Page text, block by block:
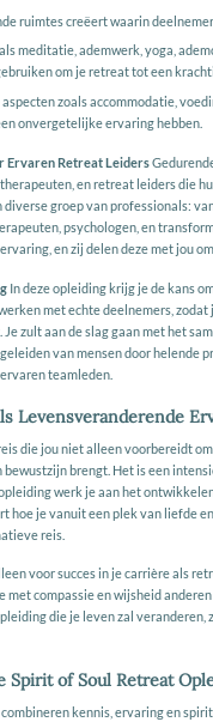
ruimtes creëert waarin
meditatie, ademwerk, yoga,
om je retreat tot een
zoals accommodatie,
onvergetelijke ervaring hebben.
Ervaren Retreat Leiders
en retreat leiders die
groep van professionals:
psychologen, en
en zij delen deze met jou
In deze opleiding krijg je de kans
met echte deelnemers,
zult aan de slag gaan met het
van mensen door helende
teamleden.
Levensveranderende
die jou niet alleen voorbereidt
brengt. Het is een
werk je aan het
hoe je vanuit een plek van liefde
reis.
voor succes in je carrière als
met compassie en wijsheid
die je leven zal veranderen,
Spirit of Soul Retreat
kennis, ervaring en